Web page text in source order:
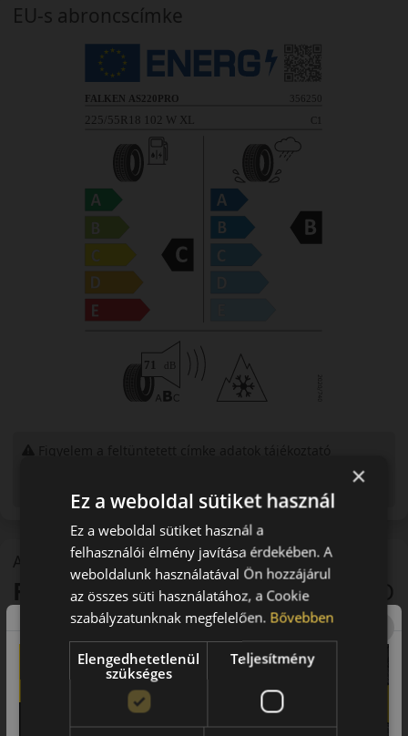
A mintázat
Falken EuroAllSeasonAS220 PRO
Négyévszakos személyautó gumi
EU-s abroncscímke
jellegűek. Előfordulhat, hogy még a korábbi EU-s címkével
×
Ez a weboldal sütiket használ
Ez a weboldal sütiket használ a
felhasználói élmény javítása érdekében. A
weboldalunk használatával Ön hozzájárul
az összes süti használatához, a Cookie
szabályzatunknak megfelelően. Bővebben
Elengedhetetlenül
szükséges
Teljesítmény